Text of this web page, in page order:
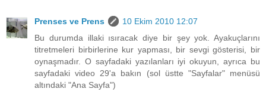
Prenses ve Prens
10 Ekim 2010 12:07
Bu durumda illaki ısıracak diye bir şey yok. Ayakuçlarını
titretmeleri birbirlerine kur yapması, bir sevgi gösterisi, bir
oynaşmadır. O sayfadaki yazılanları iyi okuyun, ayrıca bu
sayfadaki video 29'a bakın (sol üstte "Sayfalar" menüsü
altındaki "Ana Sayfa")